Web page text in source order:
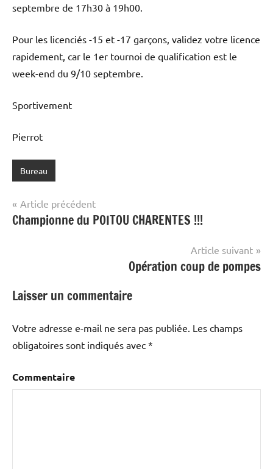
septembre de 17h30 à 19h00.
Pour les licenciés -15 et -17 garçons, validez votre licence
rapidement, car le 1er tournoi de qualification est le
week-end du 9/10 septembre.
Sportivement
Pierrot
Bureau
Navigation
de
Article précédent
Championne du POITOU CHARENTES !!!
Article suivant
Opération coup de pompes
Laisser un commentaire
Votre adresse e-mail ne sera pas publiée. Les champs
obligatoires sont indiqués avec *
Commentaire